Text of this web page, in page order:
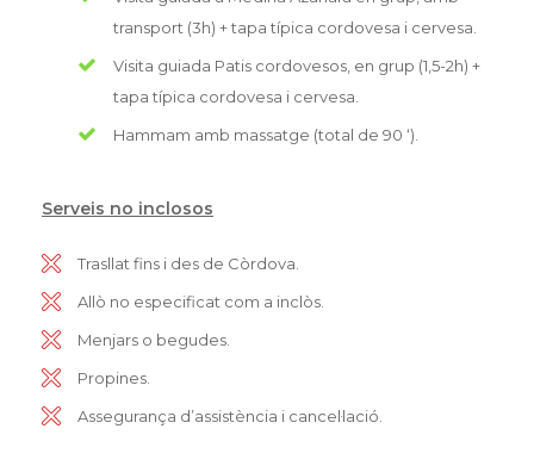
transport (3h) + tapa típica cordovesa i cervesa.
Visita guiada Patis cordovesos, en grup (1,5-2h) +
tapa típica cordovesa i cervesa.
Hammam amb massatge (total de 90 ‘).
Serveis no inclosos
Trasllat fins i des de Còrdova.
Allò no especificat com a inclòs.
Menjars o begudes.
Propines.
Assegurança d’assistència i cancel·lació.